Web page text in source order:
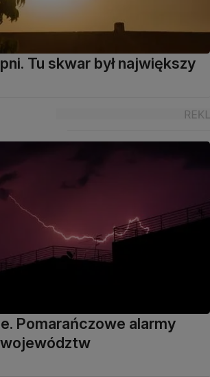
Tu skwar był największy
Pomarańczowe alarmy